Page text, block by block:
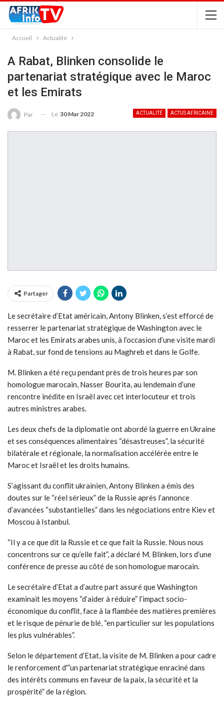
Accueil Actualité
A Rabat, Blinken consolide le
partenariat stratégique avec le Maroc
et les Emirats
ACTUALITÉ ACTUS AFRICAINE
Par Le 30 Mar 2022
Partager
Le secrétaire d’Etat américain, Antony Blinken, s’est efforcé de
resserrer le partenariat stratégique de Washington avec le
Maroc et les Emirats arabes unis, à l’occasion d’une visite mardi
à Rabat, sur fond de tensions au Maghreb et dans le Golfe.
M. Blinken a été reçu pendant près de trois heures par son
homologue marocain, Nasser Bourita, au lendemain d’une
rencontre inédite en Israël avec cet interlocuteur et trois
autres ministres arabes.
Les deux chefs de la diplomatie ont abordé la guerre en Ukraine
et ses conséquences alimentaires “désastreuses”, la sécurité
bilatérale et régionale, la normalisation accélérée entre le
Maroc et Israël et les droits humains.
S’agissant du conflit ukrainien, Antony Blinken a émis des
doutes sur le “réel sérieux” de la Russie après l’annonce
d’avancées “substantielles” dans les négociations entre Kiev et
Moscou à Istanbul.
“Il y a ce que dit la Russie et ce que fait la Russie. Nous nous
concentrons sur ce qu’elle fait”, a déclaré M. Blinken, lors d’une
conférence de presse au côté de son homologue marocain.
Le secrétaire d’Etat a d’autre part assuré que Washington
examinait les moyens “d’aider à réduire” l’impact socio-
économique du conflit, face à la flambée des matières premières
et le risque de pénurie de blé, “en particulier sur les populations
les plus vulnérables”.
Selon le département d’Etat, la visite de M. Blinken a pour cadre
le renforcement d'”un partenariat stratégique enraciné dans
des intérêts communs en faveur de la paix, la sécurité et la
prospérité” de la région.